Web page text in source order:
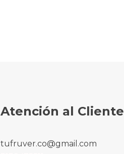
Atención al Cliente
tufruver.co@gmail.com